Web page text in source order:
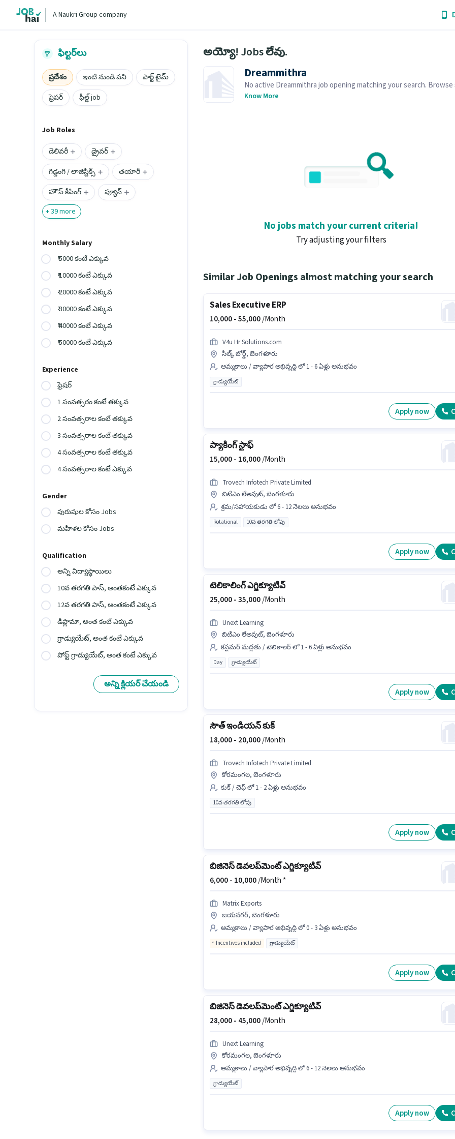
A Naukri Group company
ఫిల్టర్‌లు
ప్రదేశం ఇంటి నుండి పని
పార్ట్ టైమ్
ఫ్రెషర్
ఫీల్డ్ job
Job Roles
డెలివరీ
డ్రైవర్
గిడ్డంగి / లాజిస్టిక్స్
తయారీ
హౌస్ కీపింగ్
ప్యూన్
+39more
Monthly Salary
₹ 5000 కంటే ఎక్కువ
₹ 10000 కంటే ఎక్కువ
₹ 20000 కంటే ఎక్కువ
₹ 30000 కంటే ఎక్కువ
₹ 40000 కంటే ఎక్కువ
₹ 50000 కంటే ఎక్కువ
Experience
ఫ్రెషర్
1 సంవత్సరం కంటే తక్కువ
2 సంవత్సరాల కంటే తక్కువ
3 సంవత్సరాల కంటే తక్కువ
4 సంవత్సరాల కంటే తక్కువ
4 సంవత్సరాల కంటే ఎక్కువ
Gender
పురుషుల కోసం Jobs
మహిళల కోసం Jobs
Qualification
అన్ని విద్యాస్థాయిలు
10వ తరగతి పాస్, అంతకంటే ఎక్కువ
12వ తరగతి పాస్, అంతకంటే ఎక్కువ
డిప్లొమా, అంత కంటే ఎక్కువ
గ్రాడ్యుయేట్, అంత కంటే ఎక్కువ
పోస్ట్ గ్రాడ్యుయేట్, అంత కంటే ఎక్కువ
అన్ని క్లియర్ చేయండి
అయ్యో! Jobs లేవు.
Dreammithra
No active Dreammithra job opening matching your search. Browse
job openings below.
Know More
No jobs match your current criteria!
Try adjusting your filters
Similar Job Openings almost matching your search
Sales Executive ERP
10,000 -55,000/Month
V4u Hr Solutions.com
సిల్క్ బోర్డ్, బెంగళూరు
అమ్మకాలు / వ్యాపార అభివృద్ధి లో 1 - 6 ఏళ్లు అనుభవం
గ్రాడ్యుయేట్
Apply now
ప్యాకింగ్ స్టాఫ్
15,000 - 16,000/Month
Trovech Infotech Private Limited
బిటిఎం లేఅవుట్, బెంగళూరు
శ్రమ/సహాయకుడు లో 6 - 12 నెలలు అనుభవం
Rotational 10వ తరగతి లోపు
Apply now
టెలికాలింగ్ ఎగ్జిక్యూటివ్
25,000 -35,000/Month
Unext Learning
బిటిఎం లేఅవుట్, బెంగళూరు
కస్టమర్ మద్దతు / టెలికాలర్ లో 1 - 6 ఏళ్లు అనుభవం
Day గ్రాడ్యుయేట్
Apply now
సౌత్ ఇండియన్ కుక్
18,000 - 20,000/Month
Trovech Infotech Private Limited
కోరమంగల, బెంగళూరు
కుక్ / చెఫ్ లో 1 - 2 ఏళ్లు అనుభవం
10వ తరగతి లోపు
Apply now
బిజినెస్ డెవలప్‌మెంట్ ఎగ్జిక్యూటివ్
6,000 - 10,000/Month *
Matrix Exports
జయనగర్, బెంగళూరు
అమ్మకాలు / వ్యాపార అభివృద్ధి లో 0 - 3 ఏళ్లు అనుభవం
Incentives included గ్రాడ్యుయేట్
Apply now
బిజినెస్ డెవలప్‌మెంట్ ఎగ్జిక్యూటివ్
28,000 - 45,000/Month
Unext Learning
కోరమంగల, బెంగళూరు
అమ్మకాలు / వ్యాపార అభివృద్ధి లో 6 - 12 నెలలు అనుభవం
గ్రాడ్యుయేట్
Apply now